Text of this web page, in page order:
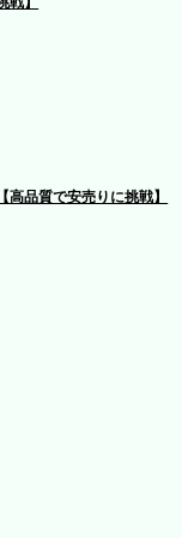
品質で安売りに挑戦】